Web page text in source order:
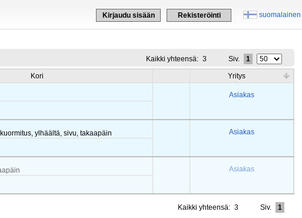
suomalainen
Kirjaudu sisään Rekisteröinti
Kaikki yhteensä: 3 Siv. 1
Kori
Yritys
Asiakas
ylhäältä, sivu, takaapäin
Asiakas
Asiakas
Kaikki yhteensä: 3 Siv. 1